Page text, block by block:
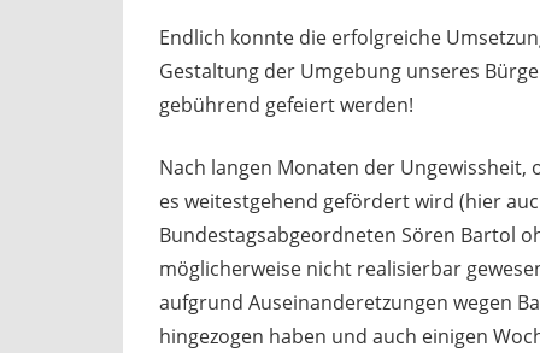
Endlich konnte die erfolgreiche
Gestaltung der Umgebung unseres
gebührend gefeiert werden!
Nach langen Monaten der
es weitestgehend gefördert wird (hier
Bundestagsabgeordneten Sören Bartol
möglicherweise nicht realisierbar
aufgrund Auseinanderetzungen wegen
hingezogen haben und auch einigen